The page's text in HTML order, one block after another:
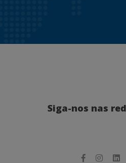
Siga-nos nas